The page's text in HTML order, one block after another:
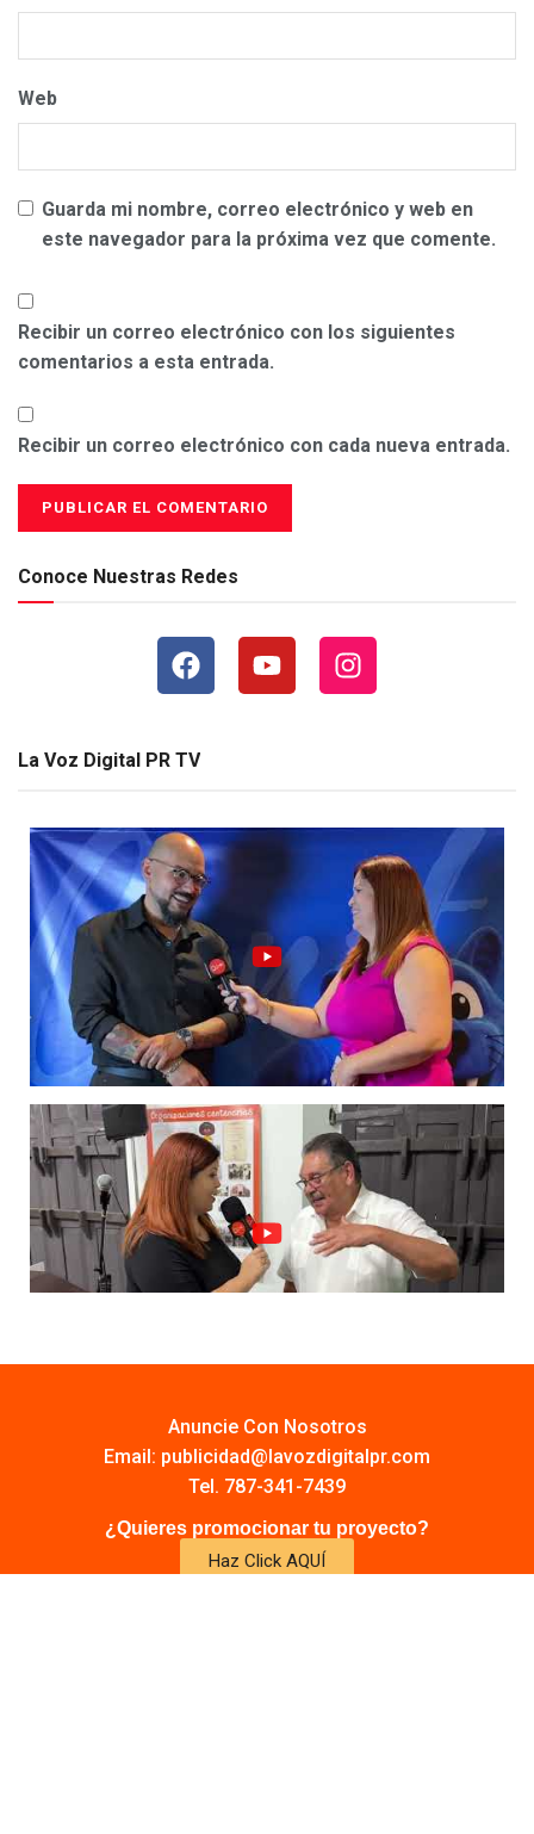
Web
Guarda mi nombre, correo electrónico y web en
este navegador para la próxima vez que comente.
Recibir un correo electrónico con los siguientes
comentarios a esta entrada.
Recibir un correo electrónico con cada nueva entrada.
Conoce Nuestras Redes
La Voz Digital PR TV
Anuncie Con Nosotros
Email: publicidad@lavozdigitalpr.com
Tel. 787-341-7439
¿Quieres promocionar tu proyecto?
Haz Click AQUÍ